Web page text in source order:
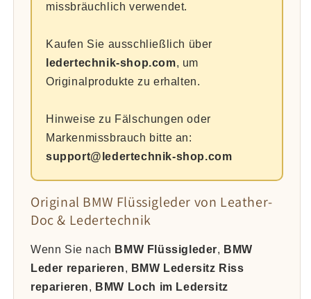
missbräuchlich verwendet.
Kaufen Sie ausschließlich über
ledertechnik-shop.com, um
Originalprodukte zu erhalten.
Hinweise zu Fälschungen oder
Markenmissbrauch bitte an:
support@ledertechnik-shop.com
Original BMW Flüssigleder von Leather-
Doc & Ledertechnik
Wenn Sie nach BMW Flüssigleder, BMW
Leder reparieren, BMW Ledersitz Riss
reparieren, BMW Loch im Ledersitz